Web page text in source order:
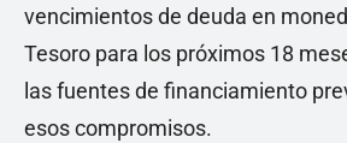
vencimientos de deuda en
Tesoro para los próximos 18
las fuentes de financiamiento
esos compromisos.